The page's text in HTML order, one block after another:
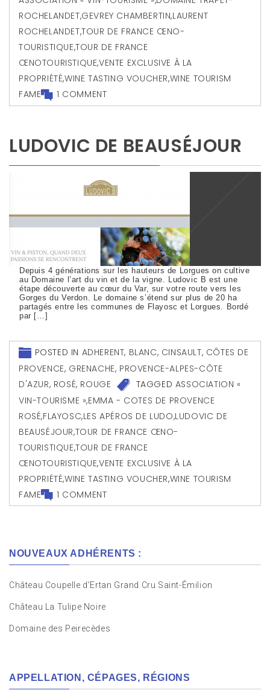
ROCHELANDET,GEVREY CHAMBERTIN,LAURENT
ROCHELANDET,TOUR DE FRANCE ŒNO-
TOURISTIQUE,TOUR DE FRANCE
ŒNOTOURISTIQUE,VENTE EXCLUSIVE À LA
PROPRIÉTÉ,WINE TASTING VOUCHER,WINE TOURISM
FAME
1 COMMENT
LUDOVIC DE BEAUSÉJOUR
Depuis 4 générations sur les hauteurs de Lorgues on cultive
au Domaine l’art du vin et de la vigne. Ludovic B est une
étape découverte au cœur du Var, sur votre route vers les
Gorges du Verdon. Le domaine s’étend sur plus de 20 ha
partagés entre les communes de Flayosc et Lorgues. Bordé
par […]
POSTED IN ADHERENT, BLANC, CINSAULT, CÔTES DE
PROVENCE, GRENACHE, PROVENCE-ALPES-CÔTE
D'AZUR, ROSÉ, ROUGE TAGGED ASSOCIATION «
VIN-TOURISME »,EMMA - COTES DE PROVENCE
ROSÉ,FLAYOSC,LES APÉROS DE LUDO,LUDOVIC DE
BEAUSÉJOUR,TOUR DE FRANCE ŒNO-
TOURISTIQUE,TOUR DE FRANCE
ŒNOTOURISTIQUE,VENTE EXCLUSIVE À LA
PROPRIÉTÉ,WINE TASTING VOUCHER,WINE TOURISM
FAME
1 COMMENT
NOUVEAUX ADHÉRENTS :
Château Coupelle d’Ertan Grand Cru Saint-Émilion
Château La Tulipe Noire
Domaine des Peirecèdes
APPELLATION, CÉPAGES, RÉGIONS